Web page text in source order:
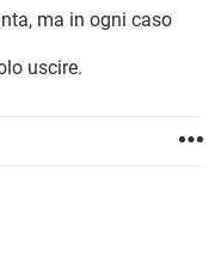
ma in ogni caso
uscire.